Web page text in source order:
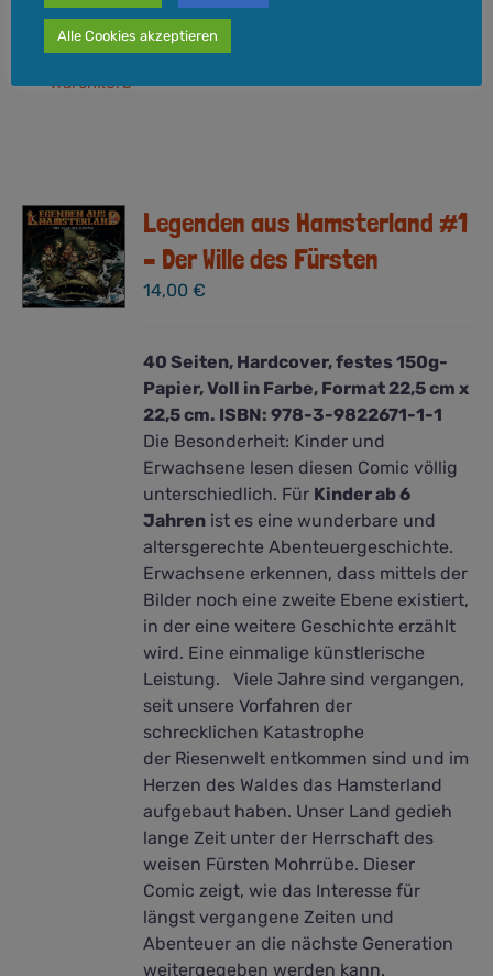
Werktage
In den
Warenkorb
Details
Legenden aus Hamsterland #1
– Der Wille des Fürsten
14,00€
40 Seiten, Hardcover, festes 150g-
Papier, Voll in Farbe, Format 22,5 cm x
22,5 cm. ISBN: 978-3-9822671-1-1
Die Besonderheit: Kinder und
Erwachsene lesen diesen Comic völlig
unterschiedlich. Für Kinder ab 6
Jahren ist es eine wunderbare und
altersgerechte Abenteuergeschichte.
Erwachsene erkennen, dass mittels der
Bilder noch eine zweite Ebene existiert,
in der eine weitere Geschichte erzählt
wird. Eine einmalige künstlerische
Leistung. Viele Jahre sind vergangen,
seit unsere Vorfahren der
schrecklichen Katastrophe
der Riesenwelt entkommen sind und im
Herzen des Waldes das Hamsterland
aufgebaut haben. Unser Land gedieh
lange Zeit unter der Herrschaft des
weisen Fürsten Mohrrübe. Dieser
Comic zeigt, wie das Interesse für
längst vergangene Zeiten und
Abenteuer an die nächste Generation
weitergegeben werden kann.
Alle Cookies akzeptieren